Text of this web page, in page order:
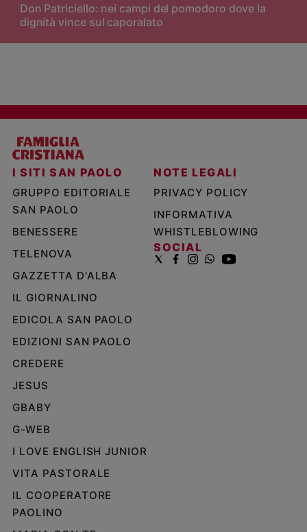
Don Patriciello: nei campi del pomodoro dove la
dignità vince sul caporalato
I SITI SAN PAOLO
GRUPPO EDITORIALE
SAN PAOLO
BENESSERE
TELENOVA
GAZZETTA D'ALBA
IL GIORNALINO
EDICOLA SAN PAOLO
EDIZIONI SAN PAOLO
CREDERE
JESUS
GBABY
G-WEB
I LOVE ENGLISH JUNIOR
VITA PASTORALE
IL COOPERATORE
PAOLINO
NOTE LEGALI
PRIVACY POLICY
INFORMATIVA
WHISTLEBLOWING
SOCIAL